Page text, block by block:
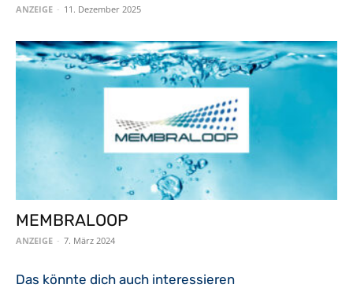
ANZEIGE - 11. Dezember 2025
MEMBRALOOP
ANZEIGE - 7. März 2024
Das könnte dich auch interessieren